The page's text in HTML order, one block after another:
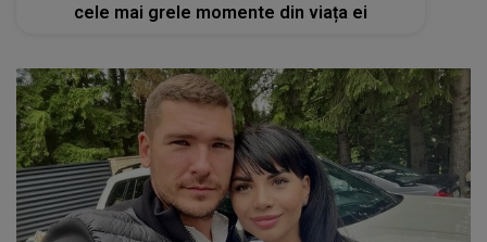
Gestul disperat la care a recus Orianda
Donca după ce toate conturile milionarului au
fost blocate. Cum își întreține cei cinci copii
după arestarea soțului ei